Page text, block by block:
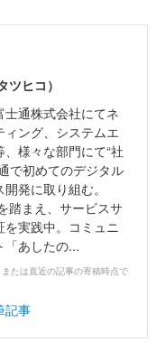
ヒコ）
通株式会社にてネ
ィング、システムエ
様々な部門にて“社
で初めてのデジタル
発に取り組む。
踏まえ、サービスサ
実践中。コミュニ
「あしたの...
たは直近の記事の寄稿時点で
記事